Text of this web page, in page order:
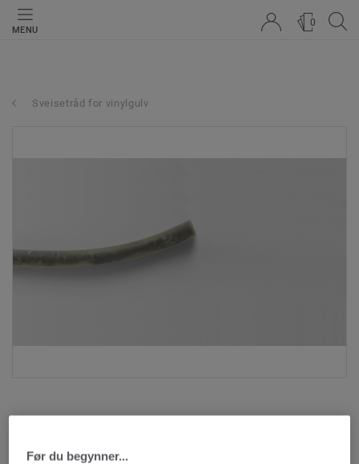
MENU
0
Sveisetråd for vinylgulv
Før du begynner...